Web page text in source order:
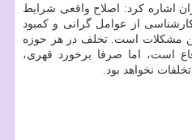
اشاره کرد: اصلاح واقعی شرایط
از عوامل گرانی و کمبود
مشکلات است. تخلف در هر حوزه
است، اما صرفا برخورد قهری،
نخواهد بود.